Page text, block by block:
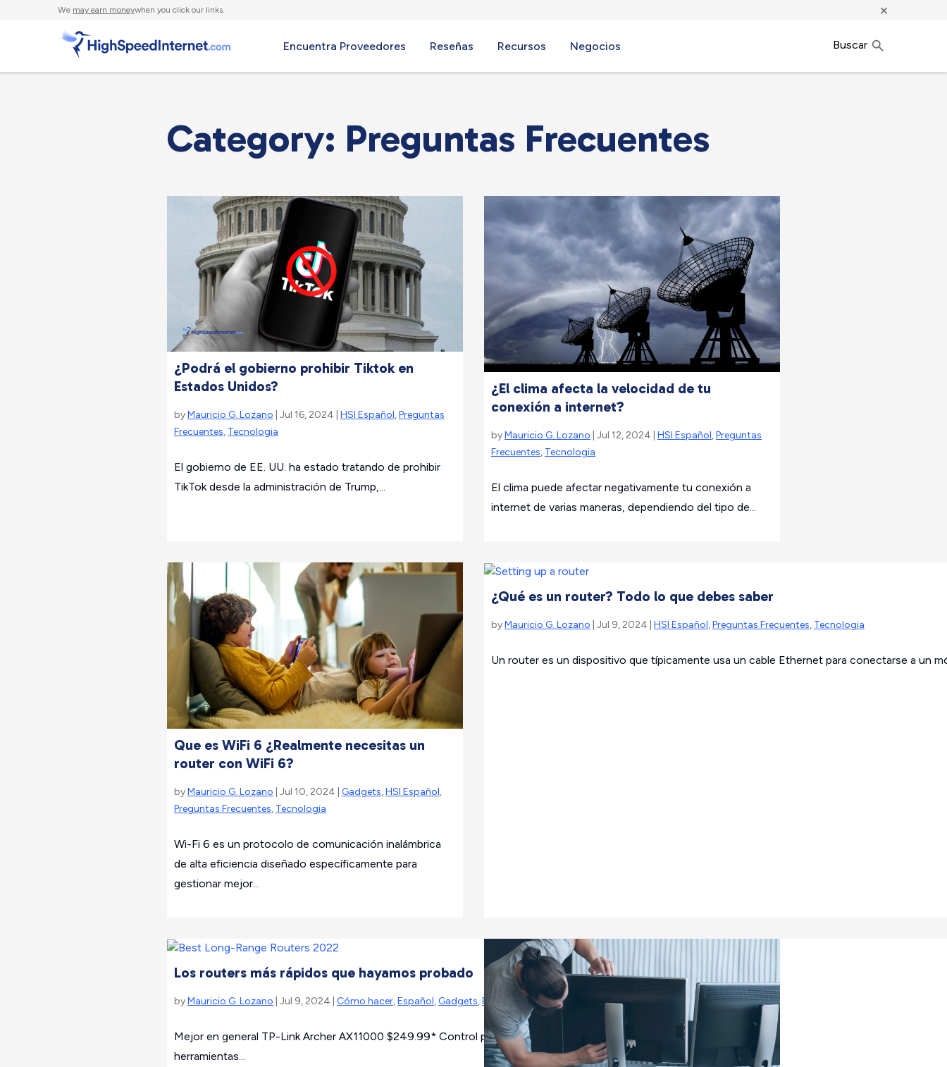
We may earn moneywhen you click our links. ×
Encuentra Proveedores Reseñas Recursos Negocios Buscar
Category: Preguntas Frecuentes
¿Podrá el gobierno prohibir Tiktok en
Estados Unidos?
byMauricio G. Lozano | Jul 16, 2024 | HSI Español,Preguntas
Frecuentes, Tecnologia
El gobierno de EE. UU. ha estado tratando de prohibir
TikTok desde la administración de Trump,...
¿El clima afecta la velocidad de tu
conexión a internet?
byMauricio G. Lozano | Jul 12, 2024 | HSI Español,Preguntas
Frecuentes, Tecnologia
El clima puede afectar negativamente tu conexión a
internet de varias maneras, dependiendo del tipo de...
Que es WiFi 6 ¿Realmente necesitas un
router con WiFi 6?
byMauricio G. Lozano | Jul 10, 2024 | Gadgets,HSI Español,
Preguntas Frecuentes, Tecnologia
Wi-Fi 6 es un protocolo de comunicación inalámbrica
de alta eficiencia diseñado específicamente para
gestionar mejor...
¿Qué es un router? Todo lo que debes saber
byMauricio G. Lozano | Jul 9, 2024 | HSI Español,Preguntas Frecuentes, Tecnologia
Un router es un dispositivo que típicamente usa un cable Ethernet para conectarse a un
Los routers más rápidos que hayamos probado
byMauricio G. Lozano | Jul 9, 2024 | Cómo hacer,Español, Gadgets,Preguntas Frecuentes Tecnologia
Mejor en general TP-Link Archer AX11000 $249.99* Control parental gratuito Muchos puertos con cable Sin
herramientas...